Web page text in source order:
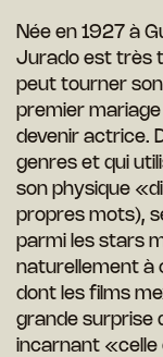
Née en 1927 à
Jurado est très
peut tourner son
premier mariage
devenir actrice.
genres et qui
son physique
propres mots),
parmi les stars
naturellement à
dont les films
grande surprise
incarnant «celle